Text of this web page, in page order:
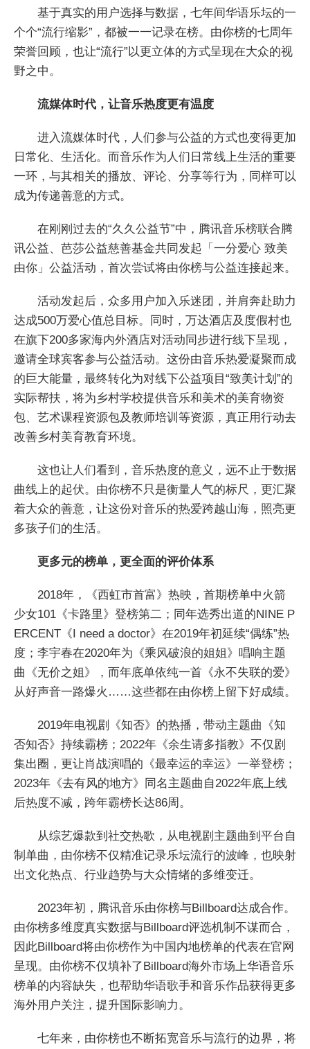
基于真实的用户选择与数据，七年间华语乐坛的一
个个“流行缩影”，都被一一记录在榜。由你榜的七周年
荣誉回顾，也让“流行”以更立体的方式呈现在大众的视
野之中。
流媒体时代，让音乐热度更有温度
进入流媒体时代，人们参与公益的方式也变得更加
日常化、生活化。而音乐作为人们日常线上生活的重要
一环，与其相关的播放、评论、分享等行为，同样可以
成为传递善意的方式。
在刚刚过去的“久久公益节”中，腾讯音乐榜联合腾
讯公益、芭莎公益慈善基金共同发起「一分爱心 致美
由你」公益活动，首次尝试将由你榜与公益连接起来。
活动发起后，众多用户加入乐迷团，并肩奔赴助力
达成500万爱心值总目标。同时，万达酒店及度假村也
在旗下200多家海内外酒店对活动同步进行线下呈现，
邀请全球宾客参与公益活动。这份由音乐热爱凝聚而成
的巨大能量，最终转化为对线下公益项目“致美计划”的
实际帮扶，将为乡村学校提供音乐和美术的美育物资
包、艺术课程资源包及教师培训等资源，真正用行动去
改善乡村美育教育环境。
这也让人们看到，音乐热度的意义，远不止于数据
曲线上的起伏。由你榜不只是衡量人气的标尺，更汇聚
着大众的善意，让这份对音乐的热爱跨越山海，照亮更
多孩子们的生活。
更多元的榜单，更全面的评价体系
2018年，《西虹市首富》热映，首期榜单中火箭
少女101《卡路里》登榜第二；同年选秀出道的NINE P
ERCENT《I need a doctor》在2019年初延续“偶练”热
度；李宇春在2020年为《乘风破浪的姐姐》唱响主题
曲《无价之姐》，而年底单依纯一首《永不失联的爱》
从好声音一路爆火……这些都在由你榜上留下好成绩。
2019年电视剧《知否》的热播，带动主题曲《知
否知否》持续霸榜；2022年《余生请多指教》不仅剧
集出圈，更让肖战演唱的《最幸运的幸运》一举登榜；
2023年《去有风的地方》同名主题曲自2022年底上线
后热度不减，跨年霸榜长达86周。
从综艺爆款到社交热歌，从电视剧主题曲到平台自
制单曲，由你榜不仅精准记录乐坛流行的波峰，也映射
出文化热点、行业趋势与大众情绪的多维变迁。
2023年初，腾讯音乐由你榜与Billboard达成合作。
由你榜多维度真实数据与Billboard评选机制不谋而合，
因此Billboard将由你榜作为中国内地榜单的代表在官网
呈现。由你榜不仅填补了Billboard海外市场上华语音乐
榜单的内容缺失，也帮助华语歌手和音乐作品获得更多
海外用户关注，提升国际影响力。
七年来，由你榜也不断拓宽音乐与流行的边界，将